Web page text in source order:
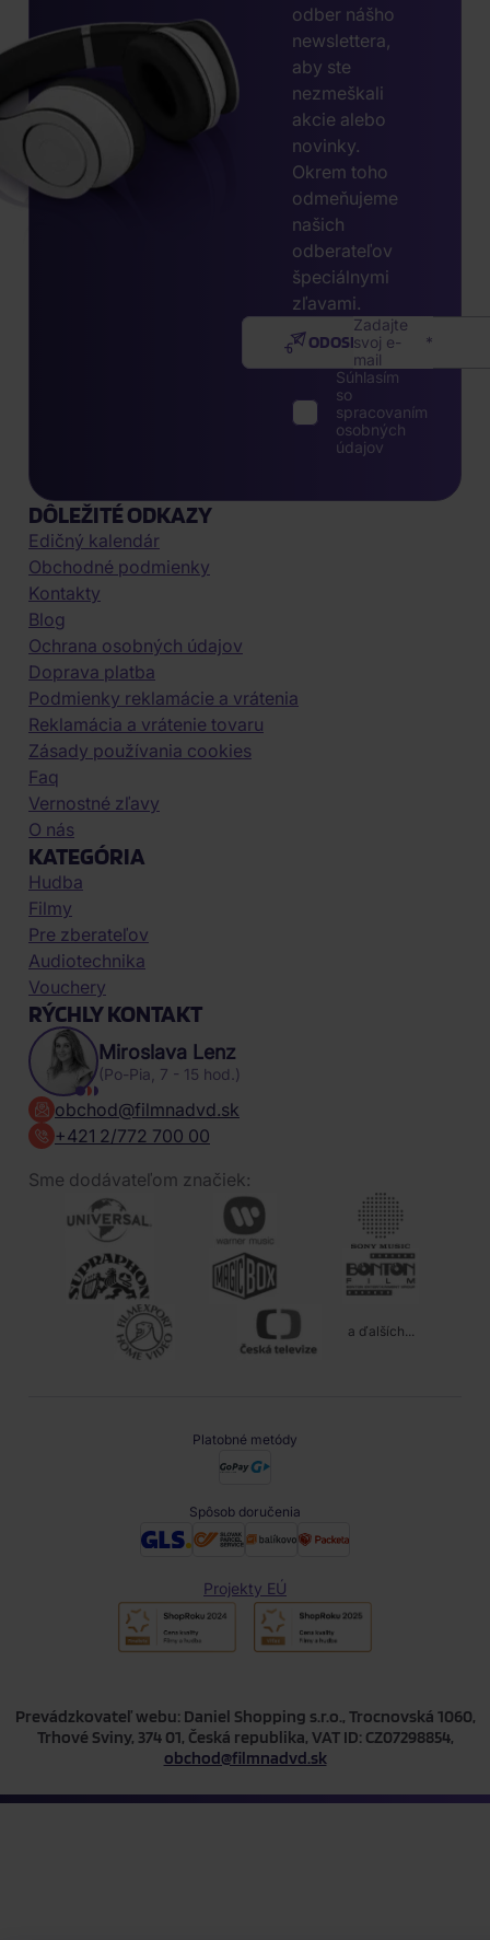
odber nášho
newslettera,
aby ste
nezmeškali
akcie alebo
novinky.
Okrem toho
odmeňujeme
našich
odberateľov
špeciálnymi
zľavami.
Zadajte
svoj e-
mail
ODOSLAŤ
Súhlasím
so
spracovaním
osobných
údajov
DÔLEŽITÉ ODKAZY
Edičný kalendár
Obchodné podmienky
Kontakty
Blog
Ochrana osobných údajov
Doprava platba
Podmienky reklamácie a vrátenia
Reklamácia a vrátenie tovaru
Zásady používania cookies
Faq
Vernostné zľavy
O nás
KATEGÓRIA
Hudba
Filmy
Pre zberateľov
Audiotechnika
Vouchery
RÝCHLY KONTAKT
Miroslava Lenz
(Po-Pia, 7 - 15 hod.)
obchod@filmnadvd.sk
+421 2/772 700 00
Sme dodávateľom značiek:
a ďalších...
Platobné metódy
Spôsob doručenia
Projekty EÚ
Prevádzkovateľ webu: Daniel Shopping s.r.o., Trocnovská 1060,
Trhové Sviny, 374 01, Česká republika, VAT ID: CZ07298854,
obchod@filmnadvd.sk